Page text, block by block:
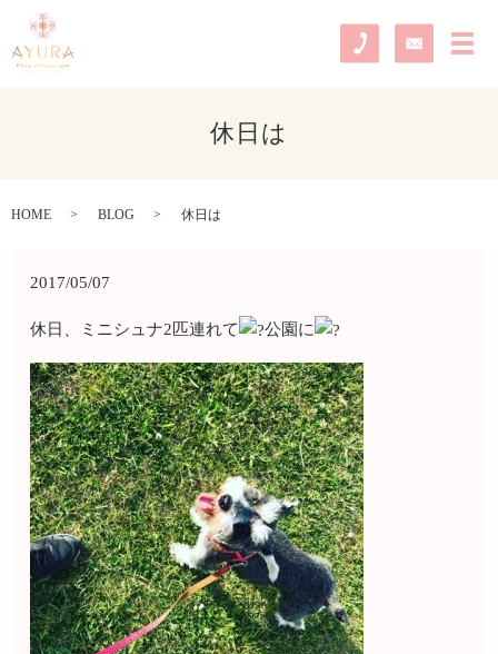
メ
休日は
HOME BLOG 休日は
2017/05/07
休日、ミニシュナ2匹連れて 公園に